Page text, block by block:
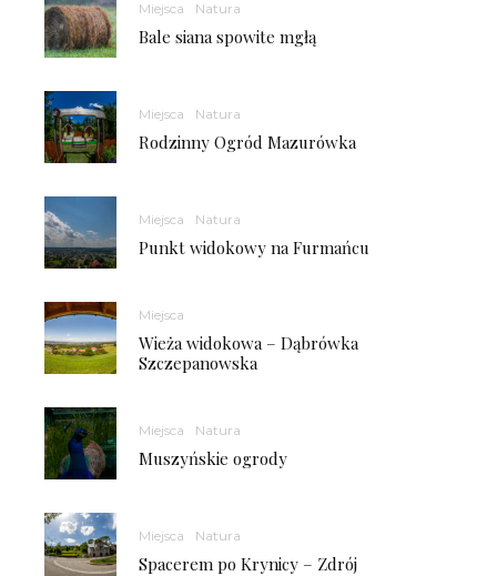
Miejsca Natura
Bale siana spowite mgłą
Miejsca Natura
Rodzinny Ogród Mazurówka
Miejsca Natura
Punkt widokowy na Furmańcu
Miejsca
Wieża widokowa – Dąbrówka
Szczepanowska
Miejsca Natura
Muszyńskie ogrody
Miejsca Natura
Spacerem po Krynicy – Zdrój